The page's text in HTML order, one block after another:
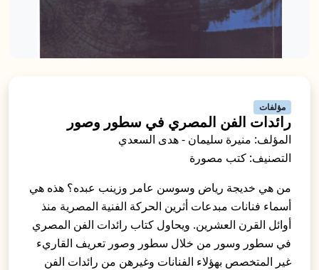
مؤلفات
رائدات الفن المصري في سطور وصور
المؤلف: منيرة سليمان - هدى السعدي
التصنيف: كتب مصورة
من هي خديجة رياض وسوسن عامر وزينب عبده؟ هذه هي
أسماء فنانات مبدعات أثرين الحركة الفنية المصرية منذ
أوائل القرن العشرين. ويحاول كتاب رائدات الفن المصري
في سطور وسور من خلال سطور وصور تعريف القاريء
غير المتخصص بهؤلاء الفنانات وغيرهن من رائدات الفن